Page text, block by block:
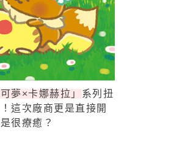
夢×卡娜赫拉」 系列扭
這次廠商更是直接開
很療癒？